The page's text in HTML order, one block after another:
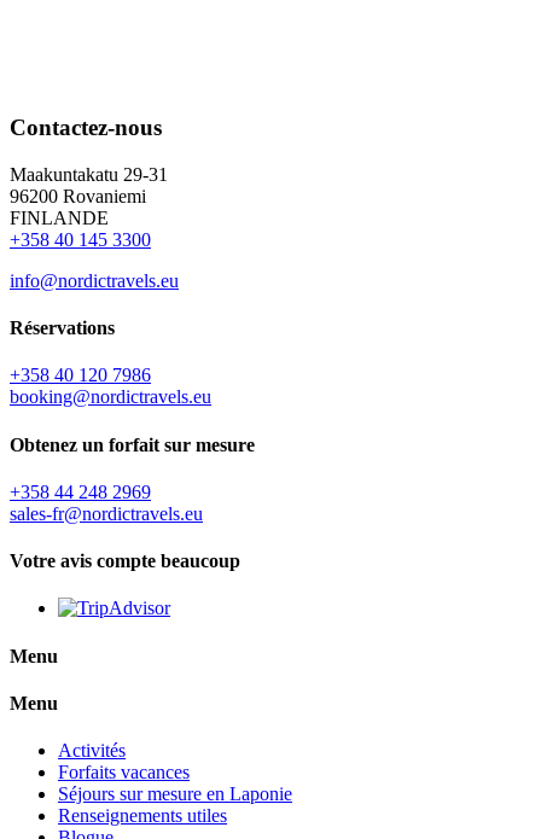
Contactez-nous
Maakuntakatu 29-31
96200 Rovaniemi
FINLANDE
+358 40 145 3300
info@nordictravels.eu
Réservations
+358 40 120 7986
booking@nordictravels.eu
Obtenez un forfait sur mesure
+358 44 248 2969
sales-fr@nordictravels.eu
Votre avis compte beaucoup
Menu
Menu
Activités
Forfaits vacances
Séjours sur mesure en Laponie
Renseignements utiles